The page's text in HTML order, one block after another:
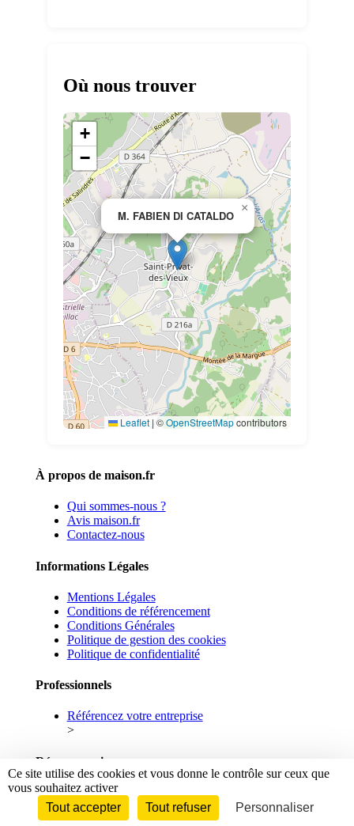
Où nous trouver
M. FABIEN DI CATALDO
×
+
−
Leaflet | ©OpenStreetMapcontributors
À propos de maison.fr
Qui sommes-nous ?
Avis maison.fr
Contactez-nous
Informations Légales
Mentions Légales
Conditions de référencement
Conditions Générales
Politique de gestion des cookies
Politique de confidentialité
Professionnels
Référencez votre entreprise
>
Réseaux sociaux
Facebook
Linkedin
Ce site utilise des cookies et vous donne le contrôle sur ceux que
vous souhaitez activer
Tout accepter
Tout refuser Personnaliser